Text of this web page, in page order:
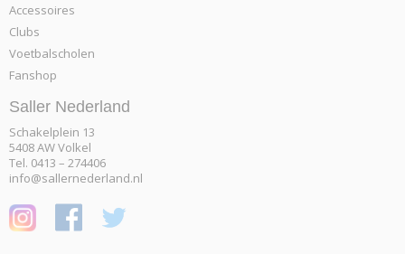
Accessoires
Clubs
Voetbalscholen
Fanshop
Saller Nederland
Schakelplein 13
5408 AW Volkel
Tel. 0413 – 274406
info@sallernederland.nl